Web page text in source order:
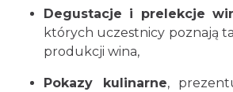
Degustacje i prelekcje
których uczestnicy poznają
produkcji wina,
Pokazy kulinarne,